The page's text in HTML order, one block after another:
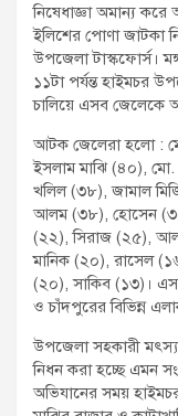
t
:
নিষেধাজ্ঞা অমান্য
ইলিশের পোণা জাটকা
উপজেলা টাস্কফোর্স।
১১টা পর্যন্ত হাইমচর
চালিয়ে এসব জেলেকে
আটক জেলেরা হলো :
ইসলাম মাঝি (৪০),
খলিল (৩৮), জামাল
আলম (৩৮), হোসেন
(২২), সিরাজ (২৫),
মানিক (২০), রাসেল
(২০), সাকিব (১৩)।
ও চাঁদপুরের বিভিন্ন
উপজেলা সহকারী মৎস্য
নিধন করা হচ্ছে এমন
অভিযানের সময়